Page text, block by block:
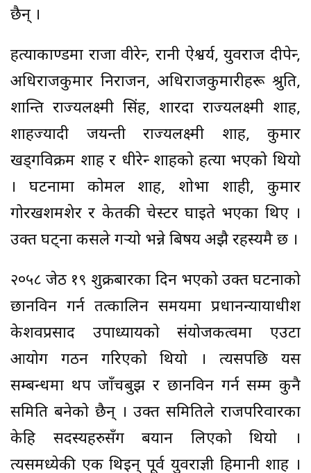
छैन् ।
हत्याकाण्डमा राजा वीरेन्द्र, रानी ऐश्वर्य, युवराज दीपेन्द्र,
अधिराजकुमार निराजन, अधिराजकुमारीहरू श्रुति,
शान्ति राज्यलक्ष्मी सिंह, शारदा राज्यलक्ष्मी शाह,
शाहज्यादी जयन्ती राज्यलक्ष्मी शाह, कुमार
खड्गविक्रम शाह र धीरेन्द्र शाहको हत्या भएको थियो
। घटनामा कोमल शाह, शोभा शाही, कुमार
गोरखशमशेर र केतकी चेस्टर घाइते भएका थिए ।
उक्त घट्ना कसले गर्‍यो भन्ने बिषय अझै रहस्यमै छ ।
२०५८ जेठ १९ शुक्रबारका दिन भएको उक्त घटनाको
छानविन गर्न तत्कालिन समयमा प्रधानन्यायाधीश
केशवप्रसाद उपाध्यायको संयोजकत्वमा एउटा
आयोग गठन गरिएको थियो । त्यसपछि यस
सम्बन्धमा थप जाँचबुझ र छानविन गर्न सम्म कुनै
समिति बनेको छैन् । उक्त समितिले राजपरिवारका
केहि सदस्यहरुसँग बयान लिएको थियो ।
त्यसमध्येकी एक थिइन् पूर्व युवराज्ञी हिमानी शाह ।